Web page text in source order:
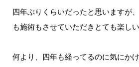
四年ぶりくらいだったと思いますが
も施術もさせていただきとても楽し
何より、四年も経ってるのに気にか